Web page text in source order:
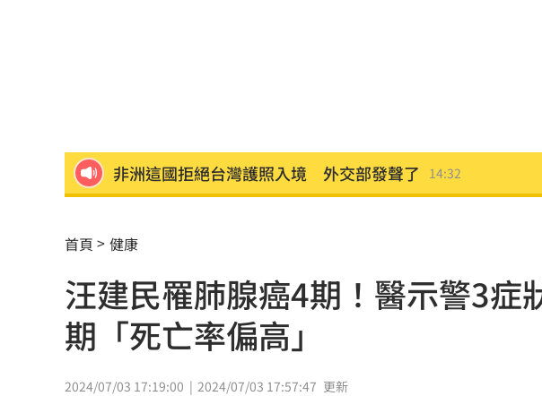
不斷更新／8日國籍航空、船班異動一次看 14:30
亡妹慘遭公公毒手 表姊曝父親節悲傷現況
兄弟2資深主力倒下 張志豪、許基宏動刀 14:23
美國揭最新UFO檔案 巨型三角飛行物曝光
漢光42無人機秀攻擊力 展現濱海打擊能力
首頁 健康
汪建民罹肺腺癌4期！醫示警3
期「死亡率偏高」
2024/07/03 17:19:00 2024/07/03 17:57:47 更新